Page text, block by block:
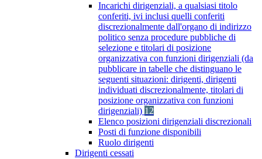
Incarichi dirigenziali, a qualsiasi titolo
conferiti, ivi inclusi quelli conferiti
discrezionalmente dall'organo di indirizzo
politico senza procedure pubbliche di
selezione e titolari di posizione
organizzativa con funzioni dirigenziali (da
pubblicare in tabelle che distinguano le
seguenti situazioni: dirigenti, dirigenti
individuati discrezionalmente, titolari di
posizione organizzativa con funzioni
dirigenziali) 12
Elenco posizioni dirigenziali discrezionali
Posti di funzione disponibili
Ruolo dirigenti
Dirigenti cessati